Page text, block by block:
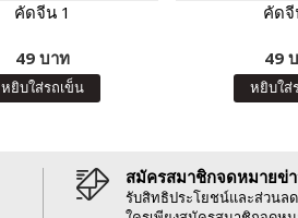
คัดจีน 1
49 บาท
หยิบใส่รถเข็น
คัดจี
49
หยิบใส่
สมัครสมาชิกจดหมายข่
รับสิทธิประโยชน์และส่วนล